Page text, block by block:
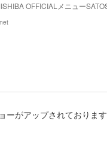
OFFICIALメニュー
がアップされております